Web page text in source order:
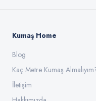
Gönder
Kumaş Home
Blog
Kaç Metre Kumaş
İletişim